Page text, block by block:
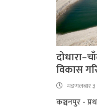
विकास
मङगलबार
कञ्चनपुर -